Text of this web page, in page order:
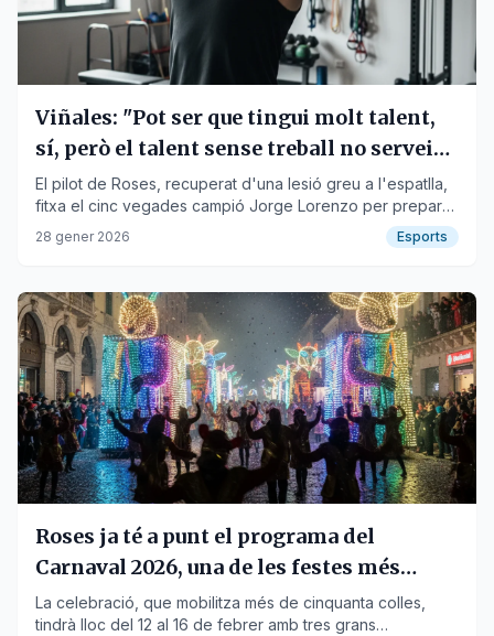
Viñales: "Pot ser que tingui molt talent,
sí, però el talent sense treball no serveix
de res"
El pilot de Roses, recuperat d'una lesió greu a l'espatlla,
fitxa el cinc vegades campió Jorge Lorenzo per preparar
la pretemporada de MotoGP.
28 gener 2026 Esports
Roses ja té a punt el programa del
Carnaval 2026, una de les festes més
esperades
La celebració, que mobilitza més de cinquanta colles,
tindrà lloc del 12 al 16 de febrer amb tres grans